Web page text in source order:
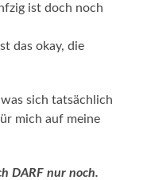
ist doch noch
das okay, die
sich tatsächlich
mich auf meine
DARF nur noch.